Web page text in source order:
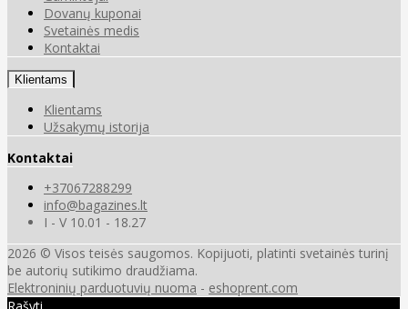
Dovanų kuponai
Svetainės medis
Kontaktai
Klientams
Klientams
Užsakymų istorija
Kontaktai
+37067288299
info@bagazines.lt
I - V 10.01 - 18.27
2026 © Visos teisės saugomos. Kopijuoti, platinti svetainės turinį
be autorių sutikimo draudžiama.
Elektroninių parduotuvių nuoma - eshoprent.com